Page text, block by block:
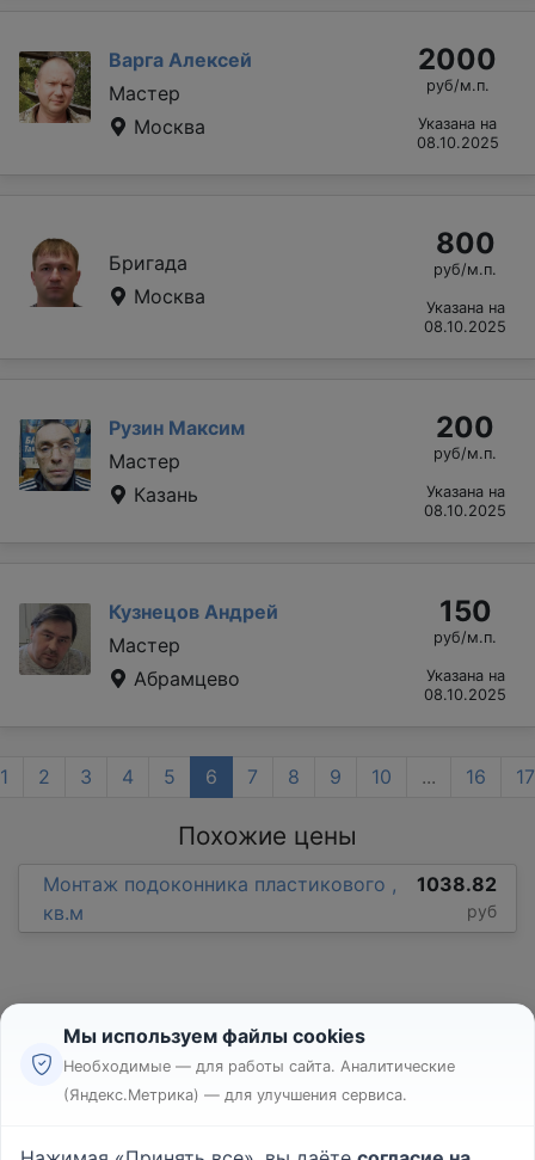
Варга Алексей
Мастер
Москва
2000
руб/м.п.
Указана на
08.10.2025
Бригада
Москва
800
руб/м.п.
Указана на
08.10.2025
Рузин Максим
Мастер
Казань
200
руб/м.п.
Указана на
08.10.2025
Кузнецов Андрей
Мастер
Абрамцево
150
руб/м.п.
Указана на
08.10.2025
1 2 3 4 5 6 7 8 9 10 ... 16 17
Похожие цены
Монтаж подоконника пластикового ,
кв.м
1038.82
руб
Реклама
Мы используем файлы cookies
Необходимые — для работы сайта. Аналитические
(Яндекс.Метрика) — для улучшения сервиса.